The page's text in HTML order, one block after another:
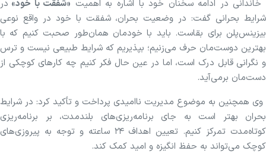
خاندانی در ادامه سخنان خود با اشاره به اهمیت «شفقت با خود» در
شرایط بحرانی گفت: در وضعیت بحران، شفقت با خود در واقع نوعی
بیزینس‌پلن برای بقاست. باید با خودمان همان‌طور صحبت کنیم که با
بهترین دوست‌مان حرف می‌زنیم؛ بپذیریم که شرایط طبیعی نیست و ترس
و نگرانی قابل درک است، اما در عین حال فکر کنیم چه کار‌های کوچکی از
دست‌مان برمی‌آید.
وی همچنین به موضوع مدیریت ناامیدی پرداخت و تأکید کرد: در شرایط
بحران بهتر است به جای برنامه‌ریزی‌های بلندمدت، بر برنامه‌ریزی
کوتاه‌مدت تمرکز کنیم. تعیین اهداف ۲۴ ساعته و توجه به پیروزی‌های
کوچک می‌تواند به حفظ انگیزه و امید کمک کند.